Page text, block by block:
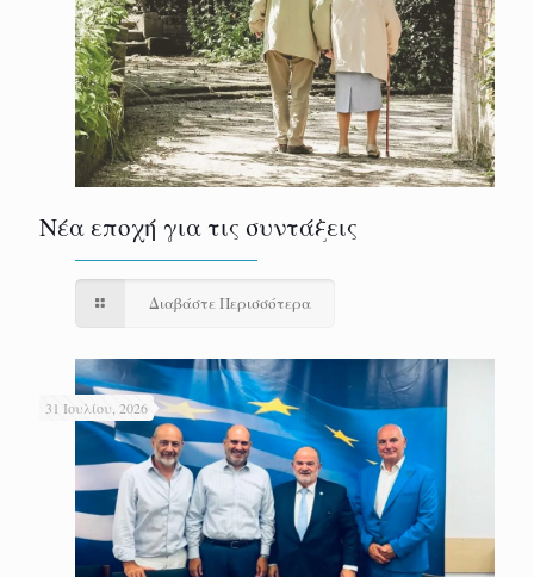
Νέα εποχή για τις συντάξεις
Διαβάστε Περισσότερα
31 Ιουλίου, 2026